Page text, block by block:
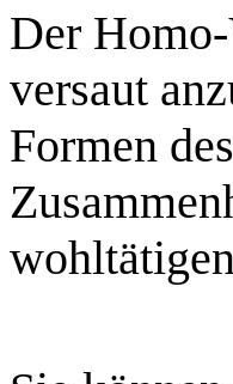
Der Homo-
versaut
Formen